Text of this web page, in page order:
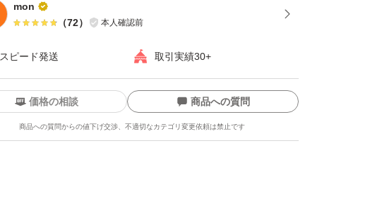
mon
（72） 本人確認前
スピード発送 取引実績30+
価格の相談 商品への質問
商品への質問からの値下げ交渉、不適切なカテゴリ変更依頼は禁止です